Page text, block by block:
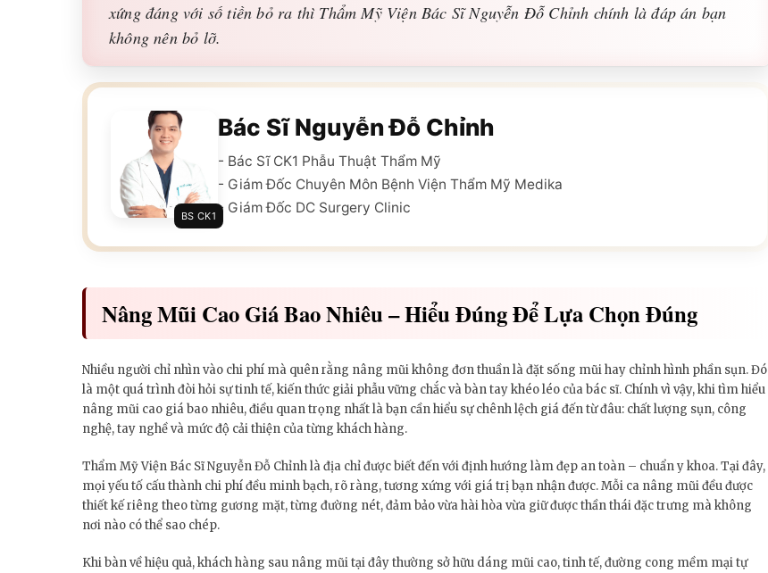
xứng đáng với số tiền bỏ ra thì Thẩm Mỹ Viện Bác Sĩ Nguyễn Đỗ Chỉnh chính là đáp án bạn
không nên bỏ lỡ.
BS CK1
Bác Sĩ Nguyễn Đỗ Chỉnh
- Bác Sĩ CK1 Phẫu Thuật Thẩm Mỹ
- Giám Đốc Chuyên Môn Bệnh Viện Thẩm Mỹ Medika
- Giám Đốc DC Surgery Clinic
Nâng Mũi Cao Giá Bao Nhiêu – Hiểu Đúng Để Lựa Chọn Đúng
Nhiều người chỉ nhìn vào chi phí mà quên rằng nâng mũi không đơn thuần là đặt sống mũi hay chỉnh hình phần sụn. Đó
là một quá trình đòi hỏi sự tinh tế, kiến thức giải phẫu vững chắc và bàn tay khéo léo của bác sĩ. Chính vì vậy, khi tìm hiểu
nâng mũi cao giá bao nhiêu, điều quan trọng nhất là bạn cần hiểu sự chênh lệch giá đến từ đâu: chất lượng sụn, công
nghệ, tay nghề và mức độ cải thiện của từng khách hàng.
Thẩm Mỹ Viện Bác Sĩ Nguyễn Đỗ Chỉnh là địa chỉ được biết đến với định hướng làm đẹp an toàn – chuẩn y khoa. Tại đây,
mọi yếu tố cấu thành chi phí đều minh bạch, rõ ràng, tương xứng với giá trị bạn nhận được. Mỗi ca nâng mũi đều được
thiết kế riêng theo từng gương mặt, từng đường nét, đảm bảo vừa hài hòa vừa giữ được thần thái đặc trưng mà không
nơi nào có thể sao chép.
Khi bàn về hiệu quả, khách hàng sau nâng mũi tại đây thường sở hữu dáng mũi cao, tinh tế, đường cong mềm mại tự